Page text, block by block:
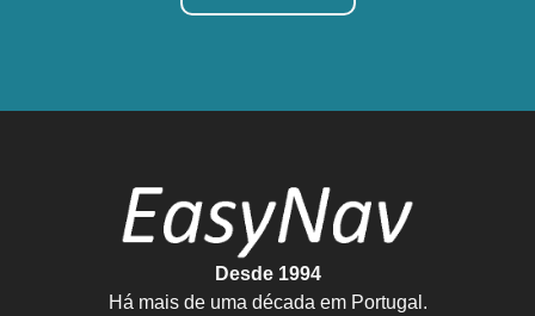
Desde 1994
Há mais de uma década em Portugal.